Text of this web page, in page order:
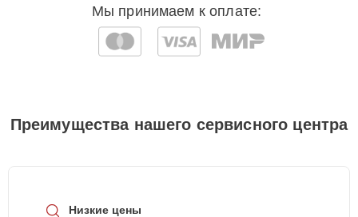
Мы принимаем к оплате:
Преимущества нашего сервисного центра
Низкие цены